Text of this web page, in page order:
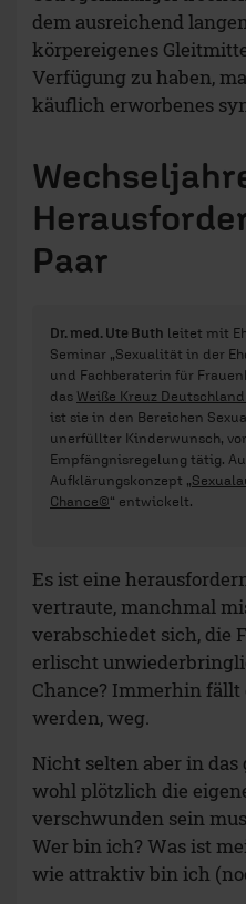
dem ausreichend
körpereigenes
Verfügung zu haben,
käuflich erworbenes
Paar
Dr. med. Ute Buth leitet mit
Seminar „Sexualität in der
und Fachberaterin für
das Weiße Kreuz Deutschland
ist sie in den Bereichen
unerfüllter Kinderwunsch,
Empfängnisregelung tätig.
Aufklärungskonzept „
Chance©“ entwickelt.
Es ist eine
vertraute, manchmal
verabschiedet sich, die
erlischt
Chance? Immerhin
werden, weg.
Nicht selten aber in
wohl plötzlich die
verschwunden sein
Wer bin ich? Was ist
wie attraktiv bin ich